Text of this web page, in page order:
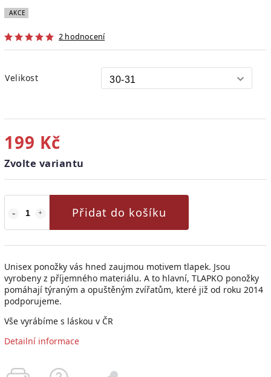
AKCE
2 hodnocení
Velikost
199 Kč
Zvolte variantu
Přidat do košíku
Unisex ponožky vás hned zaujmou motivem tlapek. Jsou
vyrobeny z příjemného materiálu. A to hlavní, TLAPKO ponožky
pomáhají týraným a opuštěným zvířatům, které již od roku 2014
podporujeme.
Vše vyrábíme s láskou v ČR
Detailní informace